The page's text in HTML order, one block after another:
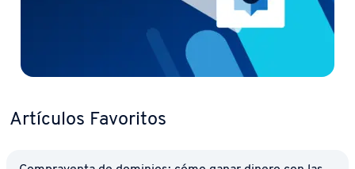
Artículos Favoritos